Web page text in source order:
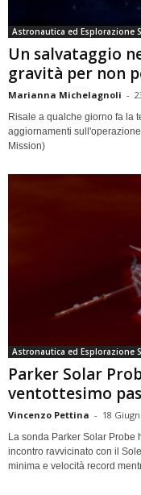
Astronautica ed Esplorazione
Un salvataggio
gravità per non
Marianna Michelagnoli -
Risale a qualche giorno fa la
aggiornamenti
Mission)
Astronautica ed Esplorazione
Parker Solar
ventottesimo
Vincenzo Pettina - 18
La sonda Parker Solar Probe
incontro ravvicinato con il
minima e velocità record